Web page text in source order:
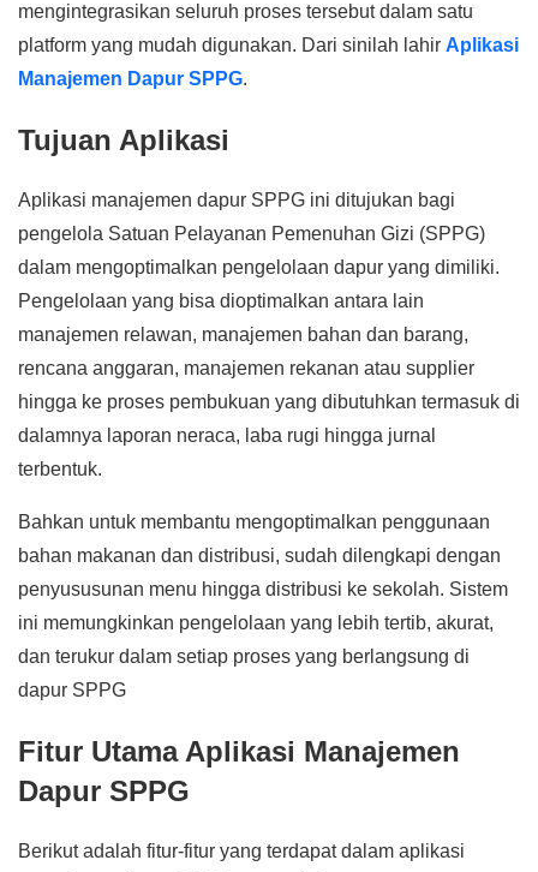
mengintegrasikan seluruh proses tersebut dalam satu
platform yang mudah digunakan. Dari sinilah lahir Aplikasi
Manajemen Dapur SPPG.
Tujuan Aplikasi
Aplikasi manajemen dapur SPPG ini ditujukan bagi
pengelola Satuan Pelayanan Pemenuhan Gizi (SPPG)
dalam mengoptimalkan pengelolaan dapur yang dimiliki.
Pengelolaan yang bisa dioptimalkan antara lain
manajemen relawan, manajemen bahan dan barang,
rencana anggaran, manajemen rekanan atau supplier
hingga ke proses pembukuan yang dibutuhkan termasuk di
dalamnya laporan neraca, laba rugi hingga jurnal
terbentuk.
Bahkan untuk membantu mengoptimalkan penggunaan
bahan makanan dan distribusi, sudah dilengkapi dengan
penyususunan menu hingga distribusi ke sekolah. Sistem
ini memungkinkan pengelolaan yang lebih tertib, akurat,
dan terukur dalam setiap proses yang berlangsung di
dapur SPPG
Fitur Utama Aplikasi Manajemen
Dapur SPPG
Berikut adalah fitur-fitur yang terdapat dalam aplikasi